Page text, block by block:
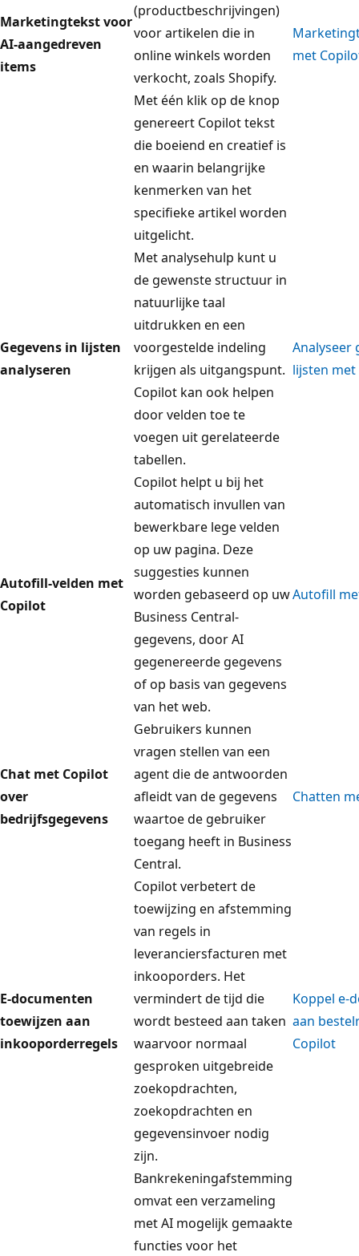
Marketingtekst voor
AI-aangedreven
items
(productbeschrijvingen)
voor artikelen die in
online winkels worden
verkocht, zoals Shopify.
Met één klik op de knop
genereert Copilot tekst
die boeiend en creatief is
en waarin belangrijke
kenmerken van het
specifieke artikel worden
uitgelicht.
met
Gegevens in lijsten
analyseren
Met analysehulp kunt u
de gewenste structuur in
natuurlijke taal
uitdrukken en een
voorgestelde indeling
krijgen als uitgangspunt.
Copilot kan ook helpen
door velden toe te
voegen uit gerelateerde
tabellen.
Analyseer
lijsten
Autofill-velden met
Copilot
Copilot helpt u bij het
automatisch invullen van
bewerkbare lege velden
op uw pagina. Deze
suggesties kunnen
worden gebaseerd op uw
Business Central-
gegevens, door AI
gegenereerde gegevens
of op basis van gegevens
van het web.
Autofill
Chat met Copilot
over
bedrijfsgegevens
Gebruikers kunnen
vragen stellen van een
agent die de antwoorden
afleidt van de gegevens
waartoe de gebruiker
toegang heeft in Business
Central.
Chatten
E-documenten
toewijzen aan
inkooporderregels
Copilot verbetert de
toewijzing en afstemming
van regels in
leveranciersfacturen met
inkooporders. Het
vermindert de tijd die
wordt besteed aan taken
waarvoor normaal
gesproken uitgebreide
zoekopdrachten,
zoekopdrachten en
gegevensinvoer nodig
zijn.
Koppel e-
aan
Copilot
Bankrekeningafstemming
omvat een verzameling
met AI mogelijk gemaakte
functies voor het